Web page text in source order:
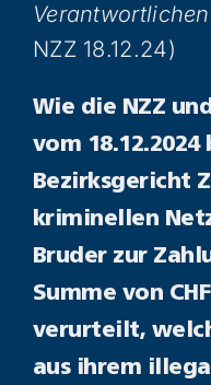
NZZ 18.12.24)
Wie die NZZ
vom
Bezirksgericht
kriminellen
Bruder zur
Summe von
verurteilt,
aus ihrem